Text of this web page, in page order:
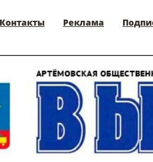
Контакты Реклама